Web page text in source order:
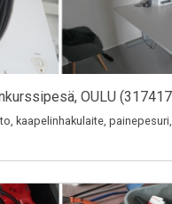
OULU
kaapelinhakulaite, painepesuri,